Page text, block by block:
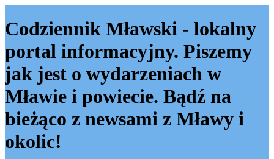
Codziennik Mławski - lokalny
portal informacyjny. Piszemy
jak jest o wydarzeniach w
Mławie i powiecie. Bądź na
bieżąco z newsami z Mławy i
okolic!